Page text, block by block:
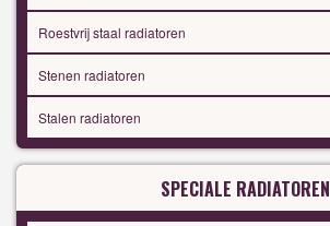
Roestvrij staal radiatoren
Stenen radiatoren
Stalen radiatoren
SPECIALE RADIATOREN